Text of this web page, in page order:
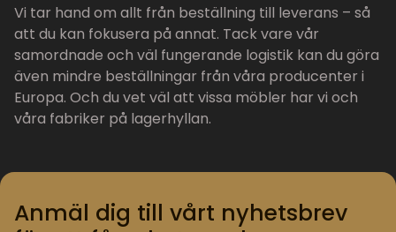
Vi tar hand om allt från beställning till leverans – så
att du kan fokusera på annat. Tack vare vår
samordnade och väl fungerande logistik kan du göra
även mindre beställningar från våra producenter i
Europa. Och du vet väl att vissa möbler har vi och
våra fabriker på lagerhyllan.
Anmäl dig till vårt nyhetsbrev